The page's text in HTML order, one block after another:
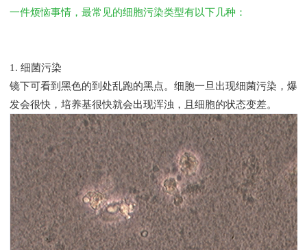
一件烦恼事情 ， 最常见的细胞污染类型有以下几种 ：
1. 细菌污染
镜下可看到黑色的到处乱跑的黑点。细胞一旦出现细菌污染，爆
发会很快，培养基很快就会出现浑浊，且细胞的状态变差。